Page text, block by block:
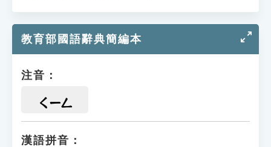
教育部國語辭典簡編本
注音：
ㄑㄧㄥ
漢語拼音：